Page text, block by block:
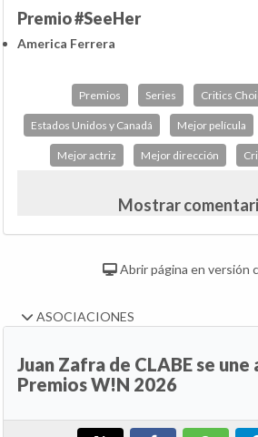
Premio #SeeHer
America Ferrera
Premios Series Critics
Estados Unidos y Canadá Mejor película
Mejor actriz Mejor dirección
Mostrar
Abrir página en versión
ASOCIACIONES
Juan Zafra de CLABE se
Premios W!N 2026